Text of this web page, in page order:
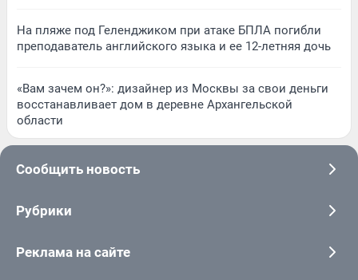
На пляже под Геленджиком при атаке БПЛА погибли
преподаватель английского языка и ее 12-летняя дочь
«Вам зачем он?»: дизайнер из Москвы за свои деньги
восстанавливает дом в деревне Архангельской
области
Сообщить новость
Рубрики
Реклама на сайте